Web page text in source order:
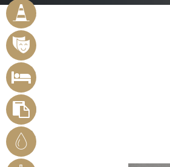
MELDEN
MÄNGEL
VERANSTALTUNGSÜBERSICHT
UNTERKUNFT
SUCHEN
FORMULARE
STADTWERKE
BENDORF